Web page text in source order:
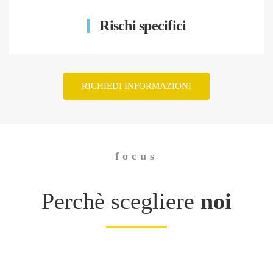
Rischi specifici
RICHIEDI INFORMAZIONI
focus
Perchè scegliere noi